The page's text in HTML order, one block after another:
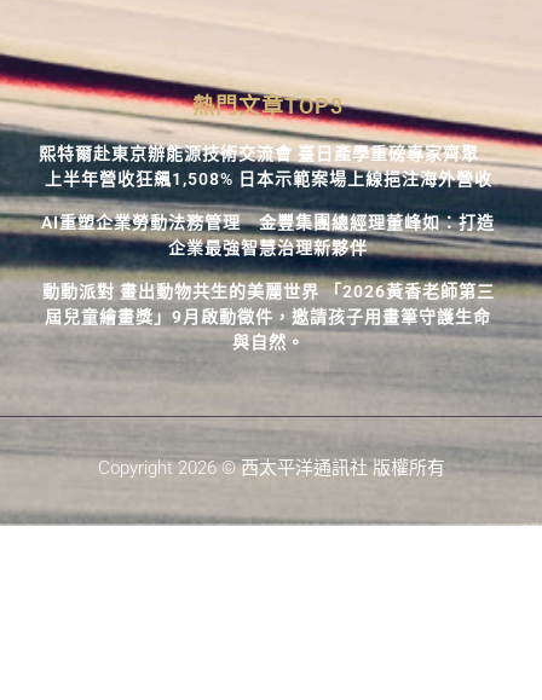
熱門文章TOP3
熙特爾赴東京辦能源技術交流會 臺日產學重磅專家齊聚
上半年營收狂飆1,508% 日本示範案場上線挹注海外營收
AI重塑企業勞動法務管理 金豐集團總經理董峰如：打造
企業最強智慧治理新夥伴
動動派對 畫出動物共生的美麗世界 「2026黃香老師第三
屆兒童繪畫獎」9月啟動徵件，邀請孩子用畫筆守護生命
與自然。
Copyright 2026 © 西太平洋通訊社 版權所有